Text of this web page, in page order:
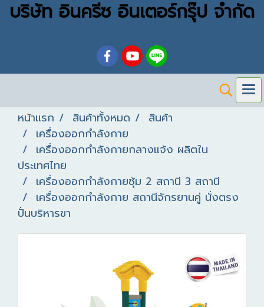
บริษัท อินครีซ อินเตอร์กรุ๊ป จำกัด
หน้าแรก สินค้าทั้งหมด
สินค้า
เครื่องออกกำลังกาย
เครื่องออกกำลังกายกลางแจ้ง ผลิตใน
ประเทศไทย
เครื่องออกกำลังกายซุ้ม 2 สถานี 3 สถานี
เครื่องออกกำลังกาย สถานีจักรยานคู่ นั่งตรง
ปั่นบริหารขา